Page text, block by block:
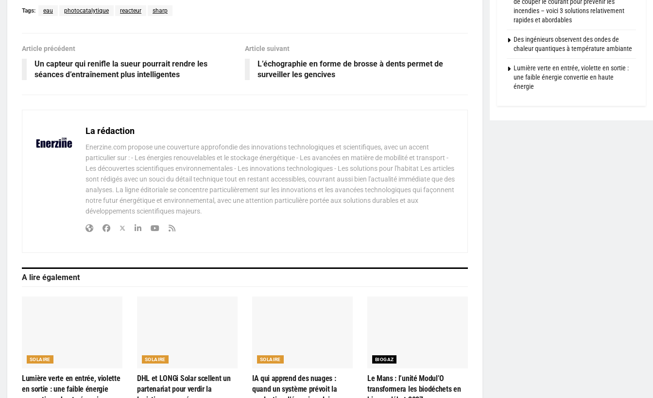
Tags: eau photocatalytique reacteur sharp
Article précédent
Un capteur qui renifle la sueur pourrait rendre les
séances d’entraînement plus intelligentes
Article suivant
L’échographie en forme de brosse à dents permet de
surveiller les gencives
La rédaction
Enerzine.com propose une couverture approfondie des innovations technologiques et scientifiques, avec un accent
particulier sur : - Les énergies renouvelables et le stockage énergétique - Les avancées en matière de mobilité et transport -
Les découvertes scientifiques environnementales - Les innovations technologiques - Les solutions pour l'habitat Les articles
sont rédigés avec un souci du détail technique tout en restant accessibles, couvrant aussi bien l'actualité immédiate que des
analyses. La ligne éditoriale se concentre particulièrement sur les innovations et les avancées technologiques qui façonnent
notre futur énergétique et environnemental, avec une attention particulière portée aux solutions durables et aux
développements scientifiques majeurs.
A lire également
SOLAIRE
Lumière verte en entrée, violette
en sortie : une faible énergie
SOLAIRE
DHL et LONGi Solar scellent un
partenariat pour verdir la
SOLAIRE
IA qui apprend des nuages :
quand un système prévoit la
BIOGAZ
Le Mans : l’unité Modul’O
transformera les biodéchets en
de couper le courant pour prévenir les
incendies – voici 3 solutions relativement
rapides et abordables
Des ingénieurs observent des ondes de
chaleur quantiques à température ambiante
Lumière verte en entrée, violette en sortie :
une faible énergie convertie en haute
énergie